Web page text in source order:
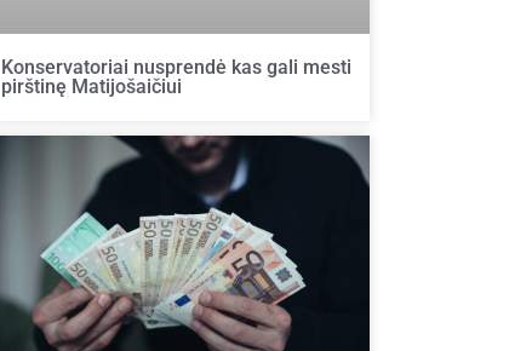
Konservatoriai nusprendė kas gali mesti
pirštinę Matijošaičiui